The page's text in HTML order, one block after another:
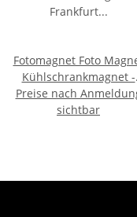
Fotomagnet Foto
Kühlschrankmagnet -
Frankfurt 4 in 1
Preise nach
sichtbar